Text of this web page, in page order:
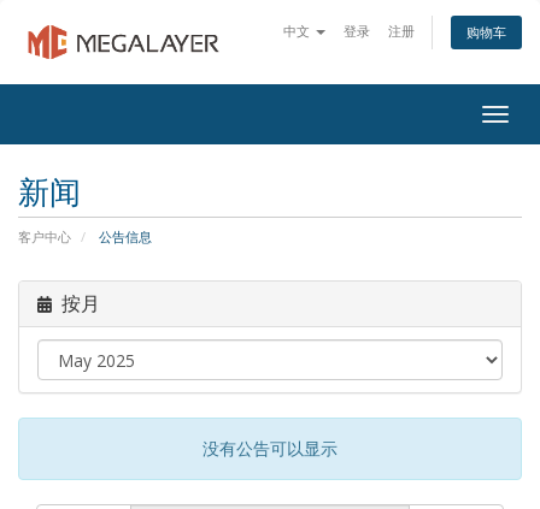
中文 登录 注册 购物车
新闻
客户中心 公告信息
按月
没有公告可以显示